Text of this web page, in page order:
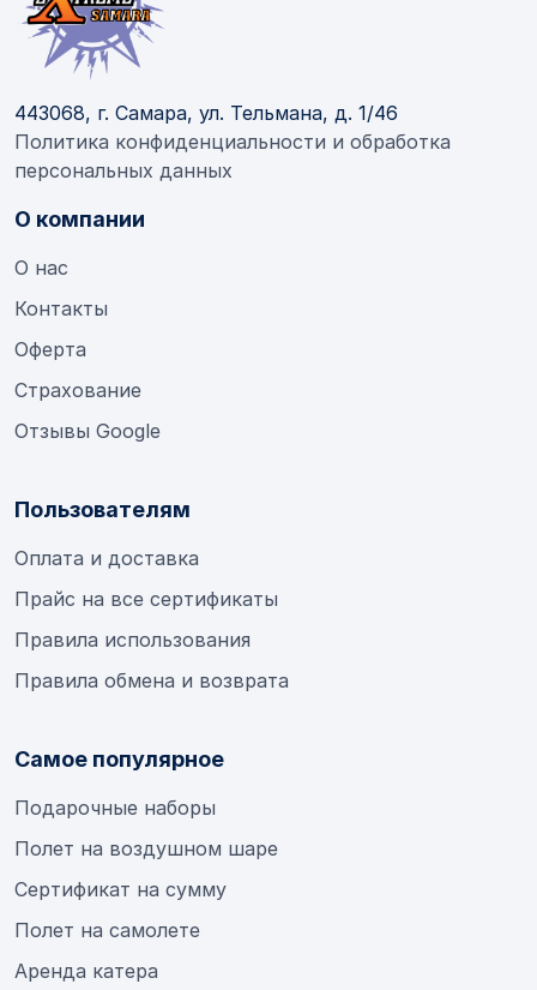
443068, г. Самара, ул. Тельмана, д. 1/46
Политика конфиденциальности и обработка
персональных данных
О компании
О нас
Контакты
Оферта
Страхование
Отзывы Google
Пользователям
Оплата и доставка
Прайс на все сертификаты
Правила использования
Правила обмена и возврата
Самое популярное
Подарочные наборы
Полет на воздушном шаре
Сертификат на сумму
Полет на самолете
Аренда катера